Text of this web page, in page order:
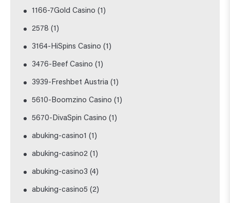
1166-7Gold Casino (1)
2578 (1)
3164-HiSpins Casino (1)
3476-Beef Casino (1)
3939-Freshbet Austria (1)
5610-Boomzino Casino (1)
5670-DivaSpin Casino (1)
abuking-casino1 (1)
abuking-casino2 (1)
abuking-casino3 (4)
abuking-casino5 (2)